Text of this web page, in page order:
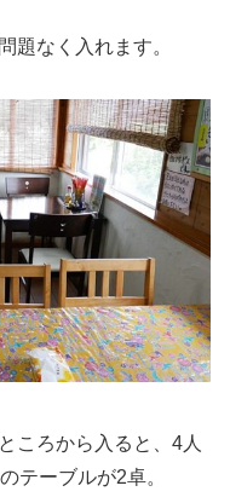
題なく入れます。
ころから入ると、4人
テーブルが2卓。